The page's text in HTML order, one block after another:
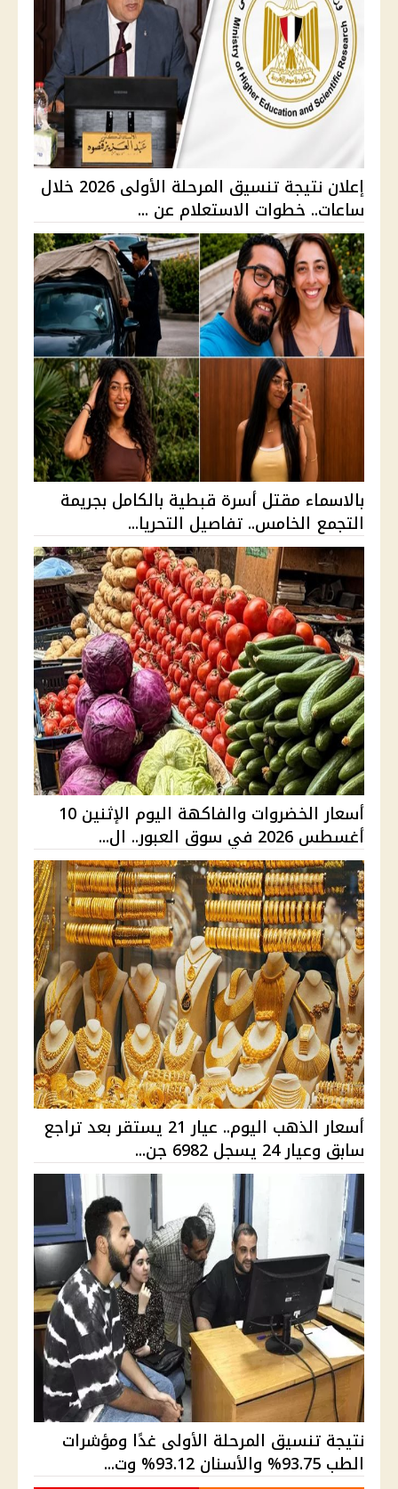
إعلان نتيجة تنسيق المرحلة الأولى 2026 خلال
ساعات.. خطوات الاستعلام عن ...
بالاسماء مقتل أسرة قبطية بالكامل بجريمة
التجمع الخامس.. تفاصيل التحريا...
أسعار الخضروات والفاكهة اليوم الإثنين 10
أغسطس 2026 في سوق العبور.. ال...
أسعار الذهب اليوم.. عيار 21 يستقر بعد تراجع
سابق وعيار 24 يسجل 6982 جن...
نتيجة تنسيق المرحلة الأولى غدًا ومؤشرات
الطب 93.75% والأسنان 93.12% وت...